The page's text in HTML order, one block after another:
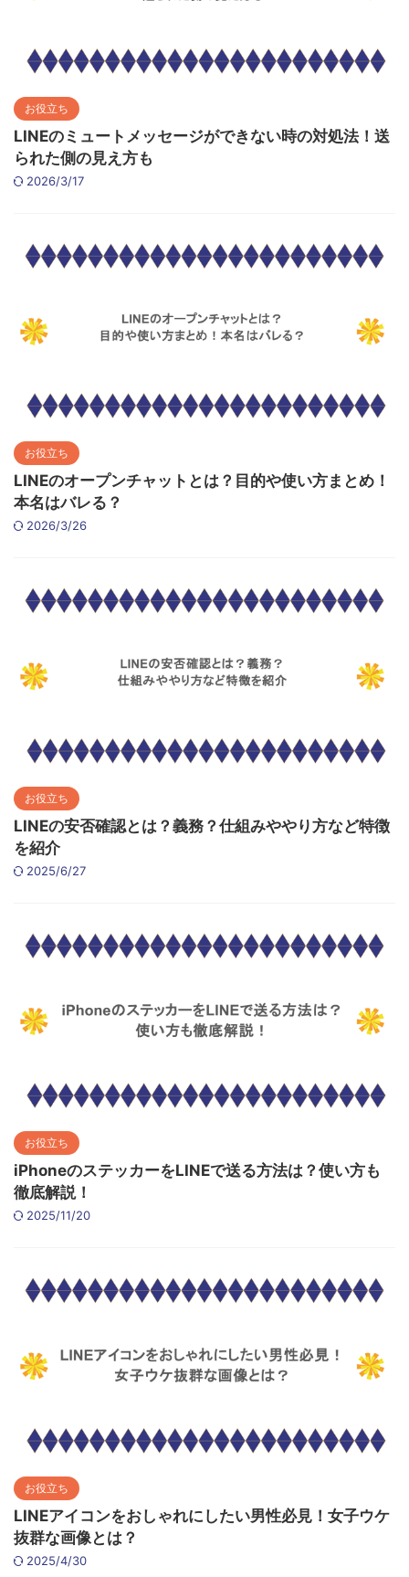
お役立ち
LINEのミュートメッセージができない時の対処法！送
られた側の見え方も
2026/3/17
お役立ち
LINEのオープンチャットとは？目的や使い方まとめ！
本名はバレる？
2026/3/26
お役立ち
LINEの安否確認とは？義務？仕組みややり方など特徴
を紹介
2025/6/27
お役立ち
iPhoneのステッカーをLINEで送る方法は？使い方も
徹底解説！
2025/11/20
お役立ち
LINEアイコンをおしゃれにしたい男性必見！女子ウケ
抜群な画像とは？
2025/4/30